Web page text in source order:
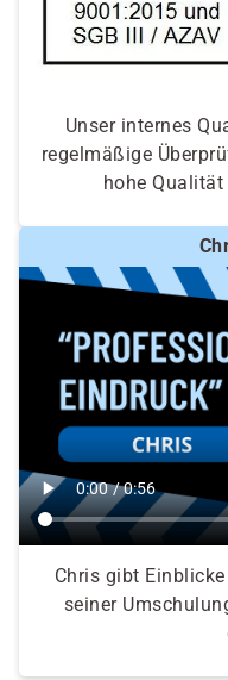
Unser internes
regelmäßige
hohe Qualität
Chris gibt
seiner